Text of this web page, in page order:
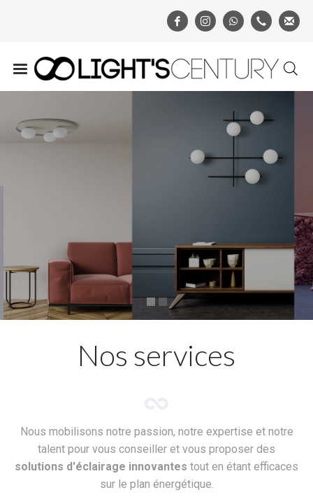
Nos services
Nous mobilisons notre passion, notre expertise et notre
talent pour vous conseiller et vous proposer des
solutions d'éclairage innovantes tout en étant efficaces
sur le plan énergétique.